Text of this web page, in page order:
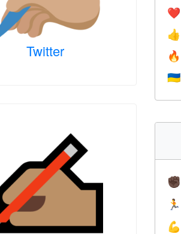
Twitter
❤️
👍
🔥
🇺🇦
✊🏿
🏃
💪